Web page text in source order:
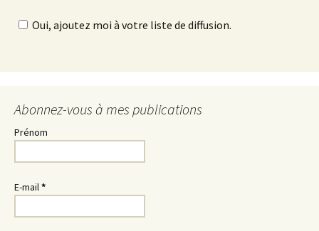
Oui, ajoutez moi à votre liste de diffusion.
Abonnez-vous à mes publications
Prénom
E-mail*